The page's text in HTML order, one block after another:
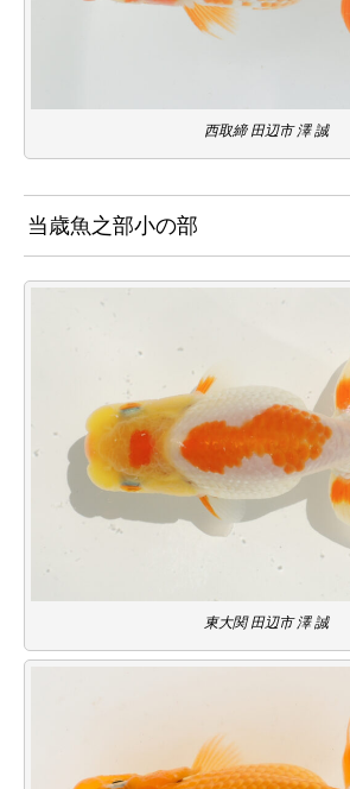
西取締 田辺市 澤 誠
当歳魚之部小の部
東大関 田辺市 澤 誠